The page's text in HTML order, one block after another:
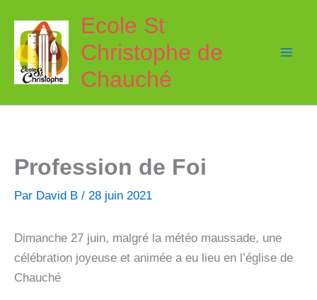
contenu
Ecole St
Christophe de
Chauché
Profession de Foi
Par David B / 28 juin 2021
Dimanche 27 juin, malgré la météo maussade, une
célébration joyeuse et animée a eu lieu en l’église de
Chauché